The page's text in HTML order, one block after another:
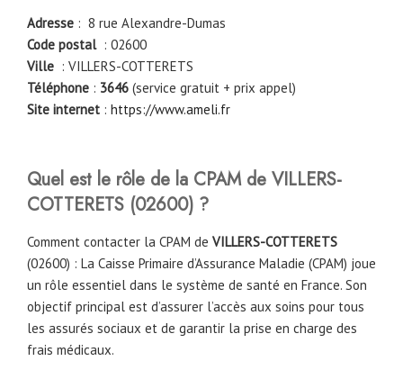
Adresse : 8 rue Alexandre-Dumas
Code postal: 02600
Ville : VILLERS-COTTERETS
Téléphone : 3646 (service gratuit + prix appel)
Site internet : https://www.ameli.fr
Quel est le rôle de la CPAM de VILLERS-
COTTERETS (02600) ?
Comment contacter la CPAM de VILLERS-COTTERETS
(02600) : La Caisse Primaire d’Assurance Maladie (CPAM) joue
un rôle essentiel dans le système de santé en France. Son
objectif principal est d’assurer l’accès aux soins pour tous
les assurés sociaux et de garantir la prise en charge des
frais médicaux.